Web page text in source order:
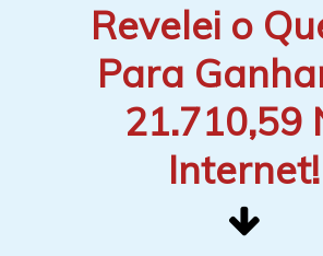
Revelei o
Para
21.710,59
Internet!